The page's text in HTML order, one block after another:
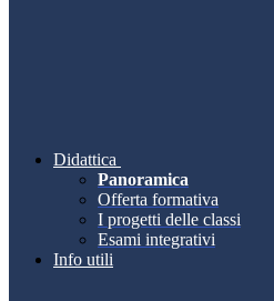
Didattica
Panoramica
Offerta formativa
I progetti delle classi
Esami integrativi
Info utili